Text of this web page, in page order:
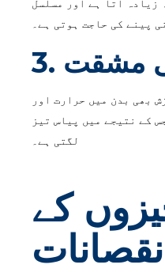
زیادہ آتا ہے اور مسلسل
پینے کی حاجت ہوتی ہے۔
مشقت
بھی بدن میں حرارت اور
کے نتیجے میں پیاس تیز
لگتی ہے۔
کے
نقصانات